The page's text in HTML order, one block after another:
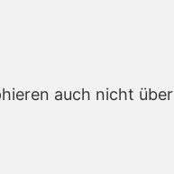
auch nicht